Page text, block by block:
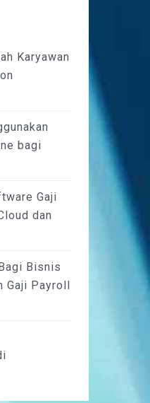
Karyawan
bagi
Gaji
dan
Bisnis
Gaji Payroll